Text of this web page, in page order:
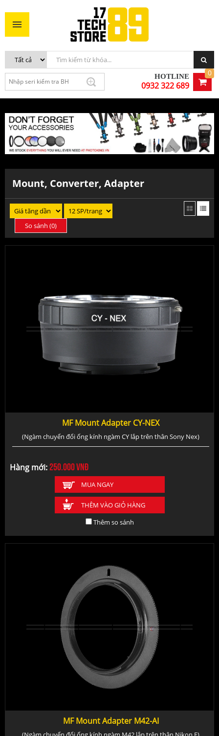
HOTLINE
0932 322 689
0
Mount, Converter, Adapter
So sánh (0)
MF Mount Adapter CY-NEX
(Ngàm chuyển đổi ống kính ngàm CY lắp trên thân Sony Nex)
Hàng mới:250.000vnđ
MUA NGAY
THÊM VÀO GIỎ HÀNG
Thêm so sánh
MF Mount Adapter M42-AI